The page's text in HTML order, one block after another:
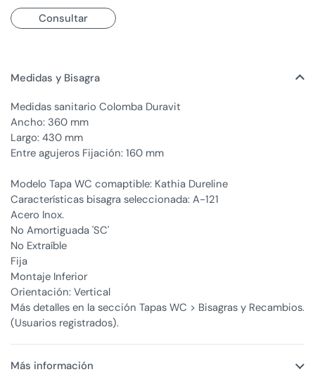
Consultar
Medidas y Bisagra
Medidas sanitario Colomba Duravit
Ancho: 360 mm
Largo: 430 mm
Entre agujeros Fijación: 160 mm
Modelo Tapa WC comaptible: Kathia Dureline
Características bisagra seleccionada: A-121
Acero Inox.
No Amortiguada 'SC'
No Extraíble
Fija
Montaje Inferior
Orientación: Vertical
Más detalles en la sección Tapas WC > Bisagras y Recambios.
(Usuarios registrados).
Más información